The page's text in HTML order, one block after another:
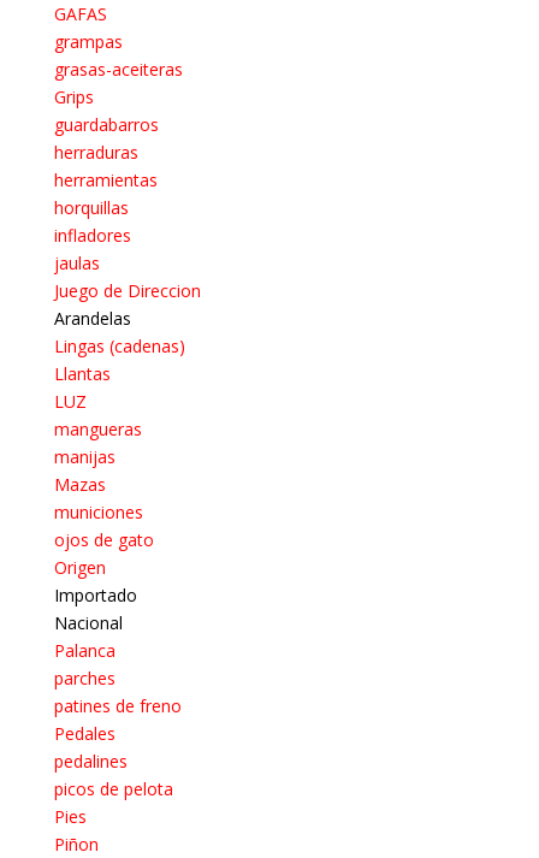
GAFAS
grampas
grasas-aceiteras
Grips
guardabarros
herraduras
herramientas
horquillas
infladores
jaulas
Juego de Direccion
Arandelas
Lingas (cadenas)
Llantas
LUZ
mangueras
manijas
Mazas
municiones
ojos de gato
Origen
Importado
Nacional
Palanca
parches
patines de freno
Pedales
pedalines
picos de pelota
Pies
Piñon